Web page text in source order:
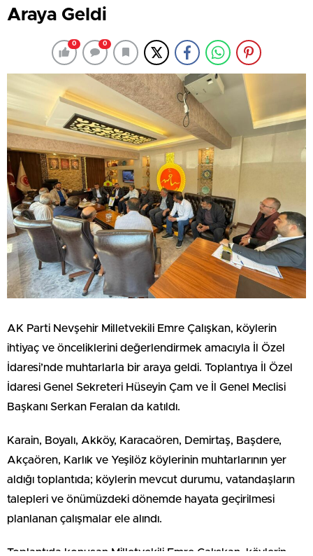
Araya Geldi
0 0
AK Parti Nevşehir Milletvekili Emre Çalışkan, köylerin
ihtiyaç ve önceliklerini değerlendirmek amacıyla İl Özel
İdaresi’nde muhtarlarla bir araya geldi. Toplantıya İl Özel
İdaresi Genel Sekreteri Hüseyin Çam ve İl Genel Meclisi
Başkanı Serkan Feralan da katıldı.
Karain, Boyalı, Akköy, Karacaören, Demirtaş, Başdere,
Akçaören, Karlık ve Yeşilöz köylerinin muhtarlarının yer
aldığı toplantıda; köylerin mevcut durumu, vatandaşların
talepleri ve önümüzdeki dönemde hayata geçirilmesi
planlanan çalışmalar ele alındı.
Toplantıda konuşan Milletvekili Emre Çalışkan, köylerin